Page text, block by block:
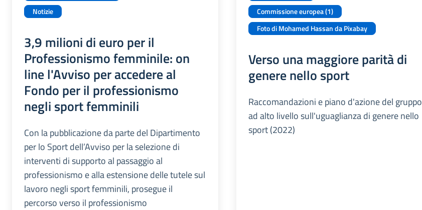
Notizie
3,9 milioni di euro per il
Professionismo femminile: on
line l'Avviso per accedere al
Fondo per il professionismo
negli sport femminili
Con la pubblicazione da parte del Dipartimento
per lo Sport dell’Avviso per la selezione di
interventi di supporto al passaggio al
professionismo e alla estensione delle tutele sul
lavoro negli sport femminili, prosegue il
percorso verso il professionismo
Commissione europea (1)
Foto di Mohamed Hassan da Pixabay
Verso una maggiore parità di
genere nello sport
Raccomandazioni e piano d'azione del gruppo
ad alto livello sull'uguaglianza di genere nello
sport (2022)